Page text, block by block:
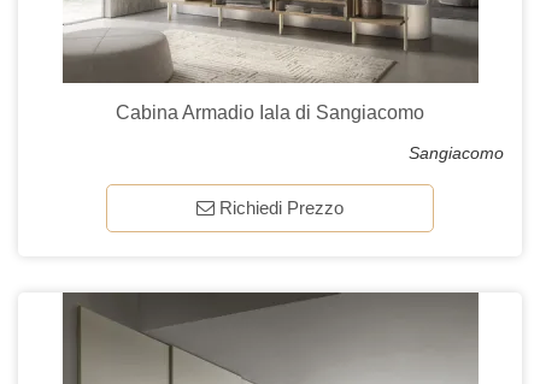
Cabina Armadio Iala di Sangiacomo
Sangiacomo
Richiedi Prezzo